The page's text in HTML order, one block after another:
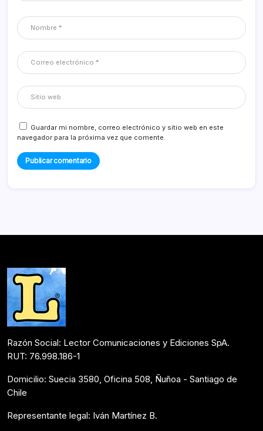
Guardar mi nombre, correo electrónico y sitio web en este
navegador para la próxima vez que comente.
Razón Social: Lector Comunicaciones y Ediciones SpA.
RUT: 76.998.186-1
Domicilio: Suecia 3580, Oficina 508, Ñuñoa - Santiago de
Chile
Representante legal: Iván Martínez B.